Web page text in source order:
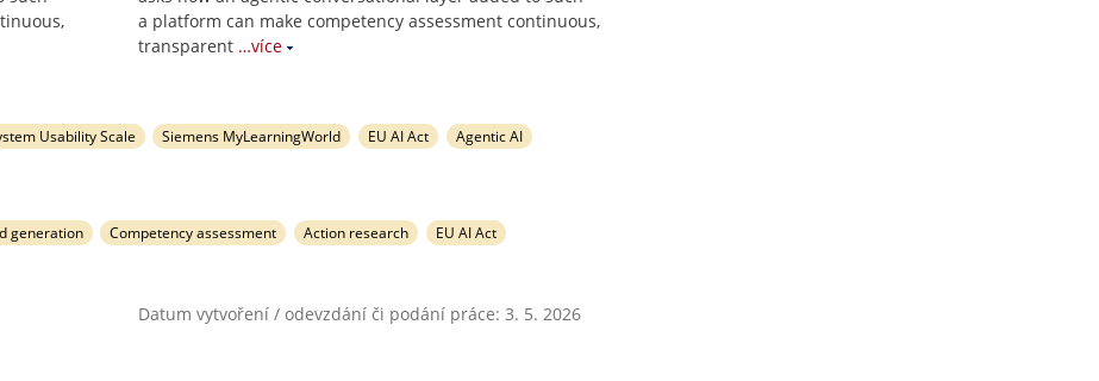
a platform can make competency assessment continuous,
transparent …více
Usability Scale Siemens MyLearningWorld EU AI Act
Agentic AI
generation Competency assessment Action research
EU AI Act
Datum vytvoření / odevzdání či podání práce: 3. 5. 2026